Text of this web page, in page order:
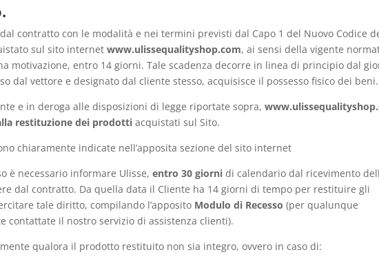
contratto con le modalità e nei termini previsti dal Capo 1 del Nuovo Codice
sul sito internetwww.ulissequalityshop.com, ai sensi della vigente
motivazione, entro 14 giorni. Tale scadenza decorre in linea di principio dal
dal vettore e designato dal cliente stesso, acquisisce il possesso fisico dei beni.
e in deroga alle disposizioni di legge riportate sopra,
restituzione dei prodotti acquistati sul Sito.
chiaramente indicate nell’apposita sezione del sito internet
è necessario informare Ulisse,entro 30 giorni di calendario dal ricevimento
dal contratto. Da quella data il Cliente ha 14 giorni di tempo per restituire gli
tale diritto, compilando l’apposito Modulo di Recesso (per qualunque
contattate il nostro servizio di assistenza clienti).
qualora il prodotto restituito non sia integro, ovvero in caso di: